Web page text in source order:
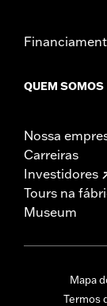
QUEM SOMOS
Nossa
Carreiras
Investidores
Tours na
Museum
Mapa
Termos